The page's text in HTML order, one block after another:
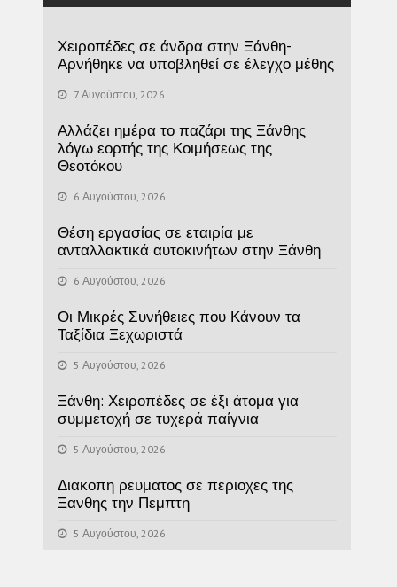
Χειροπέδες σε άνδρα στην Ξάνθη-
Αρνήθηκε να υποβληθεί σε έλεγχο μέθης
7 Αυγούστου, 2026
Αλλάζει ημέρα το παζάρι της Ξάνθης
λόγω εορτής της Κοιμήσεως της
Θεοτόκου
6 Αυγούστου, 2026
Θέση εργασίας σε εταιρία με
ανταλλακτικά αυτοκινήτων στην Ξάνθη
6 Αυγούστου, 2026
Οι Μικρές Συνήθειες που Κάνουν τα
Ταξίδια Ξεχωριστά
5 Αυγούστου, 2026
Ξάνθη: Χειροπέδες σε έξι άτομα για
συμμετοχή σε τυχερά παίγνια
5 Αυγούστου, 2026
Διακοπη ρευματος σε περιοχες της
Ξανθης την Πεμπτη
5 Αυγούστου, 2026